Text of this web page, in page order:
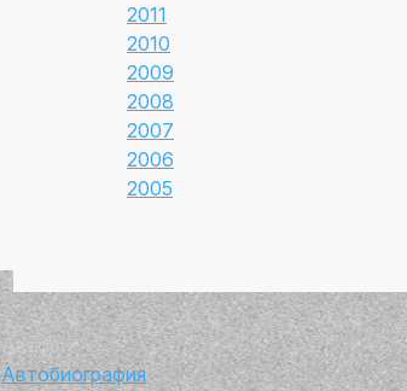
2011
2010
2009
2008
2007
2006
2005
Автор
Автобиография